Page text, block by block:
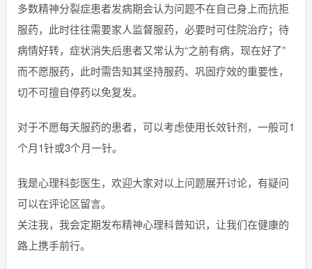
多数精神分裂症患者发病期会认为问题不在自己身上而抗拒
服药，此时往往需要家人监督服药，必要时可住院治疗；待
病情好转，症状消失后患者又常认为“之前有病，现在好了”
而不愿服药，此时需告知其坚持服药、巩固疗效的重要性，
切不可擅自停药以免复发。
对于不愿每天服药的患者，可以考虑使用长效针剂，一般可1
个月1针或3个月一针。
我是心理科彭医生，欢迎大家对以上问题展开讨论，有疑问
可以在评论区留言。
关注我，我会定期发布精神心理科普知识，让我们在健康的
路上携手前行。